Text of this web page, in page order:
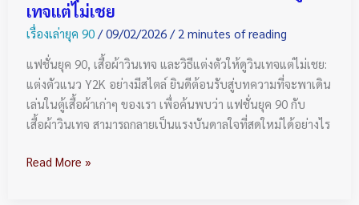
เทจแต่ไม่เชย
เรื่องเล่ายุค 90/09/02/2026 / 2 minutes of reading
แฟชั่นยุค 90, เสื้อผ้าวินเทจ และวิธีแต่งตัวให้ดูวินเทจแต่ไม่เชย:
แต่งตัวแนว Y2K อย่างมีสไตล์ ยินดีต้อนรับสู่บทความที่จะพาเดิน
เล่นในตู้เสื้อผ้าเก่าๆ ของเรา เพื่อค้นพบว่า แฟชั่นยุค 90 กับ
เสื้อผ้าวินเทจ สามารถกลายเป็นแรงบันดาลใจที่สดใหม่ได้อย่างไร
วิน
เท
แต่
ไม่
เชย
Read More »